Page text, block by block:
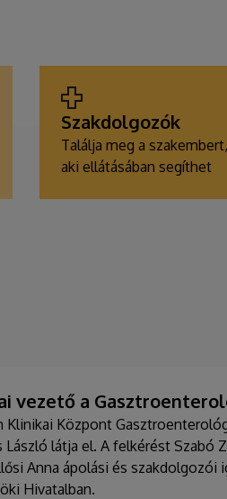
Szakdolgozók
Találja meg a szakembert,
aki ellátásában segíthet
vezető a
Klinikai Központ
látja el. A felkérést Szabó
Anna ápolási és szakdolgozói
Hivatalban.